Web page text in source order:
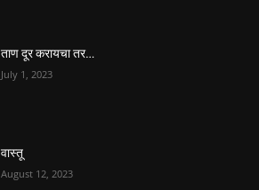
ताण दूर करायचा तर…
July 1, 2023
वास्तू
August 12, 2023